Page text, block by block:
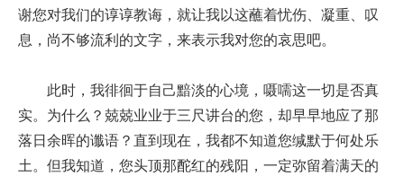
谢您对我们的谆谆教诲，就让我以这蘸着忧伤、凝重、叹
息，尚不够流利的文字，来表示我对您的哀思吧。
此时，我徘徊于自己黯淡的心境，嗫嚅这一切是否真
实。为什么？兢兢业业于三尺讲台的您，却早早地应了那
落日余晖的谶语？直到现在，我都不知道您缄默于何处乐
土。但我知道，您头顶那酡红的残阳，一定弥留着满天的